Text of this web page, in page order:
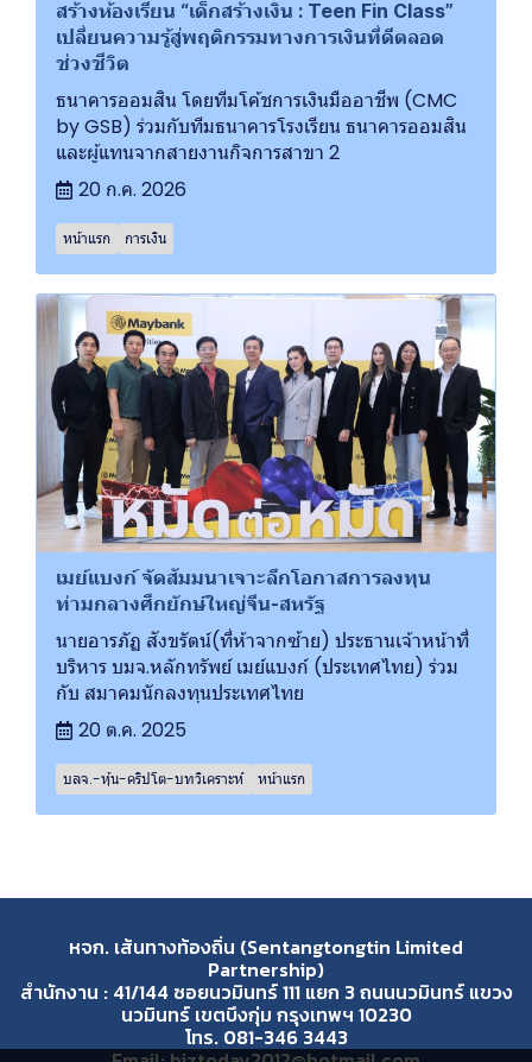
สร้างห้องเรียน “เด็กสร้างเงิน : Teen Fin Class”
เปลี่ยนความรู้สู่พฤติกรรมทางการเงินที่ดีตลอด
ช่วงชีวิต
ธนาคารออมสิน โดยทีมโค้ชการเงินมืออาชีพ (CMC
by GSB) ร่วมกับทีมธนาคารโรงเรียน ธนาคารออมสิน
และผู้แทนจากสายงานกิจการสาขา 2
20 ก.ค. 2026
หน้าแรก การเงิน
เมย์แบงก์ จัดสัมมนาเจาะลึกโอกาสการลงทุน
ท่ามกลางศึกยักษ์ใหญ่จีน-สหรัฐ
นายอารภัฏ สังขรัตน์(ที่ห้าจากซ้าย) ประธานเจ้าหน้าที่
บริหาร บมจ.หลักทรัพย์ เมย์แบงก์ (ประเทศไทย) ร่วม
กับ สมาคมนักลงทุนประเทศไทย
20 ต.ค. 2025
บลจ.-หุ้น-คริปโต-บทวิเคราะห์ หน้าแรก
หจก. เส้นทางท้องถิ่น (Sentangtongtin Limited
Partnership)
สำนักงาน : 41/144 ซอยนวมินทร์ 111 แยก 3 ถนนนวมินทร์ แขวง
นวมินทร์ เขตบึงกุ่ม กรุงเทพฯ 10230
โทร. 081-346 3443